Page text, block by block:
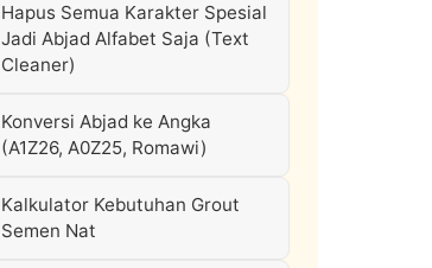
Hapus Semua Karakter Spesial
Jadi Abjad Alfabet Saja (Text
Cleaner)
Konversi Abjad ke Angka
(A1Z26, A0Z25, Romawi)
Kalkulator Kebutuhan Grout
Semen Nat